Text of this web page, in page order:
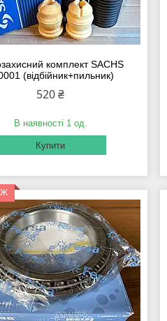
комплект SACHS
(відбійник+пильник)
520 ₴
В наявності 1 од.
Купити